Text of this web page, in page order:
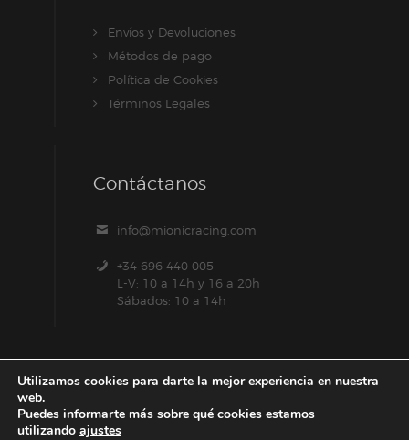
Envíos y Devoluciones
Métodos de pago
Política de Cookies
Términos Legales
Contáctanos
info@mionicracing.com
+34 696 440 005
L-V: 10 a 14h y 16 a 20h
Sábados: 10 a 14h
Utilizamos cookies para darte la mejor experiencia en nuestra
web.
Puedes informarte más sobre qué cookies estamos
utilizando ajustes